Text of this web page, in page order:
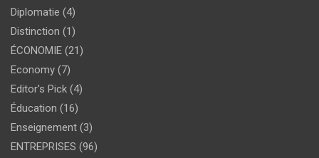
Diplomatie (4)
Distinction (1)
ÉCONOMIE (21)
Economy (7)
Editor's Pick (4)
Éducation (16)
Enseignement (3)
ENTREPRISES (96)